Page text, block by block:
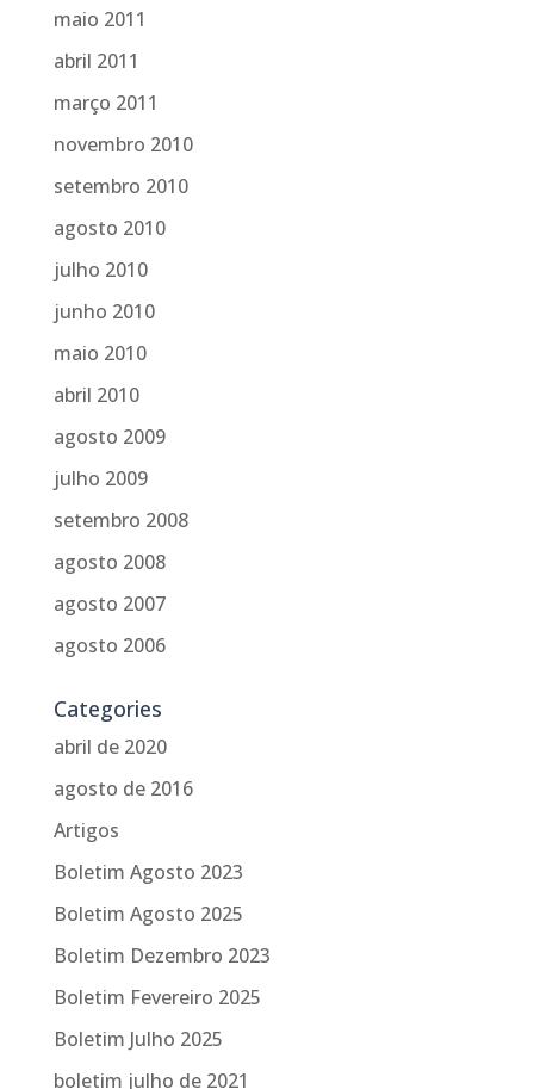
maio 2011
abril 2011
março 2011
novembro 2010
setembro 2010
agosto 2010
julho 2010
junho 2010
maio 2010
abril 2010
agosto 2009
julho 2009
setembro 2008
agosto 2008
agosto 2007
agosto 2006
Categories
abril de 2020
agosto de 2016
Artigos
Boletim Agosto 2023
Boletim Agosto 2025
Boletim Dezembro 2023
Boletim Fevereiro 2025
Boletim Julho 2025
boletim julho de 2021